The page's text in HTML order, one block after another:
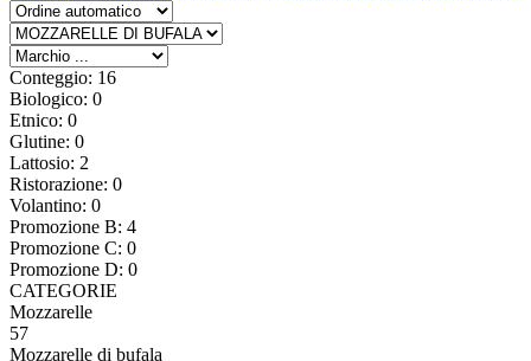
Conteggio: 16
Biologico: 0
Etnico: 0
Glutine: 0
Lattosio: 2
Ristorazione: 0
Volantino: 0
Promozione B: 4
Promozione C: 0
Promozione D: 0
CATEGORIE
Mozzarelle
57
Mozzarelle di bufala